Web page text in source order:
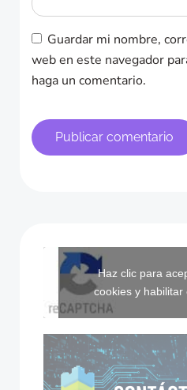
Guardar mi nombre,
web en este navegador
haga un comentario.
Haz clic para
cookies y habilitar